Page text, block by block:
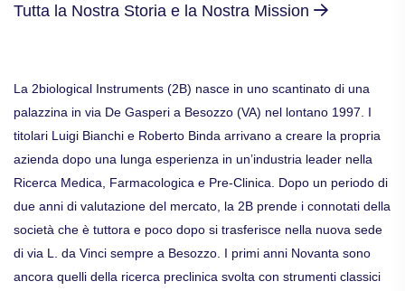
Tutta la Nostra Storia e la Nostra Mission
La 2biological Instruments (2B) nasce in uno scantinato di una
palazzina in via De Gasperi a Besozzo (VA) nel lontano 1997. I
titolari Luigi Bianchi e Roberto Binda arrivano a creare la propria
azienda dopo una lunga esperienza in un’industria leader nella
Ricerca Medica, Farmacologica e Pre-Clinica. Dopo un periodo di
due anni di valutazione del mercato, la 2B prende i connotati della
società che è tuttora e poco dopo si trasferisce nella nuova sede
di via L. da Vinci sempre a Besozzo. I primi anni Novanta sono
ancora quelli della ricerca preclinica svolta con strumenti classici